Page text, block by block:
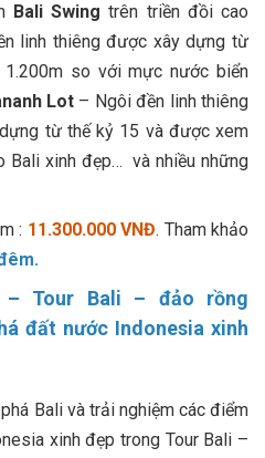
Bali Swingtrên triền đồi cao
linh thiêng được xây dựng từ
so với mực nước biển
Lot – Ngôi đền linh thiêng
từ thế kỷ 15 và được xem
Bali xinh đẹp… và nhiều những
: 11.300.000 VNĐ. Tham khảo
.
Tour Bali – đảo rồng
đất nước Indonesia xinh
Bali và trải nghiệm các điểm
xinh đẹp trong Tour Bali –